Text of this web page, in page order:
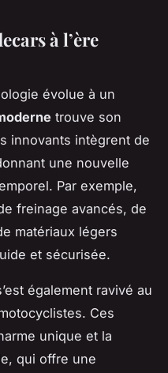
à l’ère
évolue à un
trouve son
innovants intègrent de
une nouvelle
Par exemple,
freinage avancés, de
matériaux légers
et sécurisée.
également ravivé au
Ces
unique et la
qui offre une